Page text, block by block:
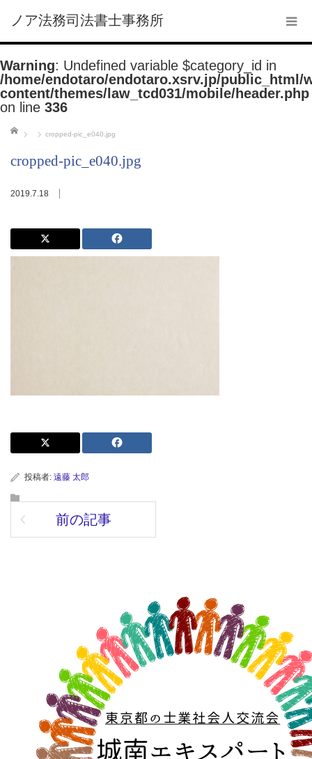
ノア法務司法書士事務所
Warning: Undefined variable $category_id in
/home/endotaro/endotaro.xsrv.jp/public_html/
content/themes/law_tcd031/mobile/header.php
on line 336
ホーム
cropped-pic_e040.jpg
cropped-pic_e040.jpg
2019.7.18
投稿者: 遠藤 太郎
前の記事